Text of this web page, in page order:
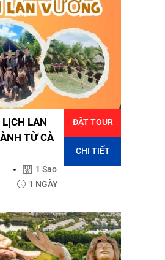
LỊCH LAN
TỪ CÀ
1 Sao
1 NGÀY
ĐẶT TOUR
CHI TIẾT